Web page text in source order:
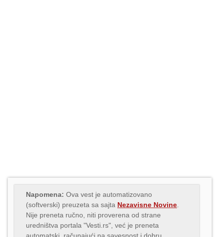
Napomena: Ova vest je automatizovano
(softverski) preuzeta sa sajta Nezavisne Novine
Nije preneta ručno, niti proverena od strane
uredništva portala "Vesti.rs", već je preneta
automatski, računajući na savesnost i dobru